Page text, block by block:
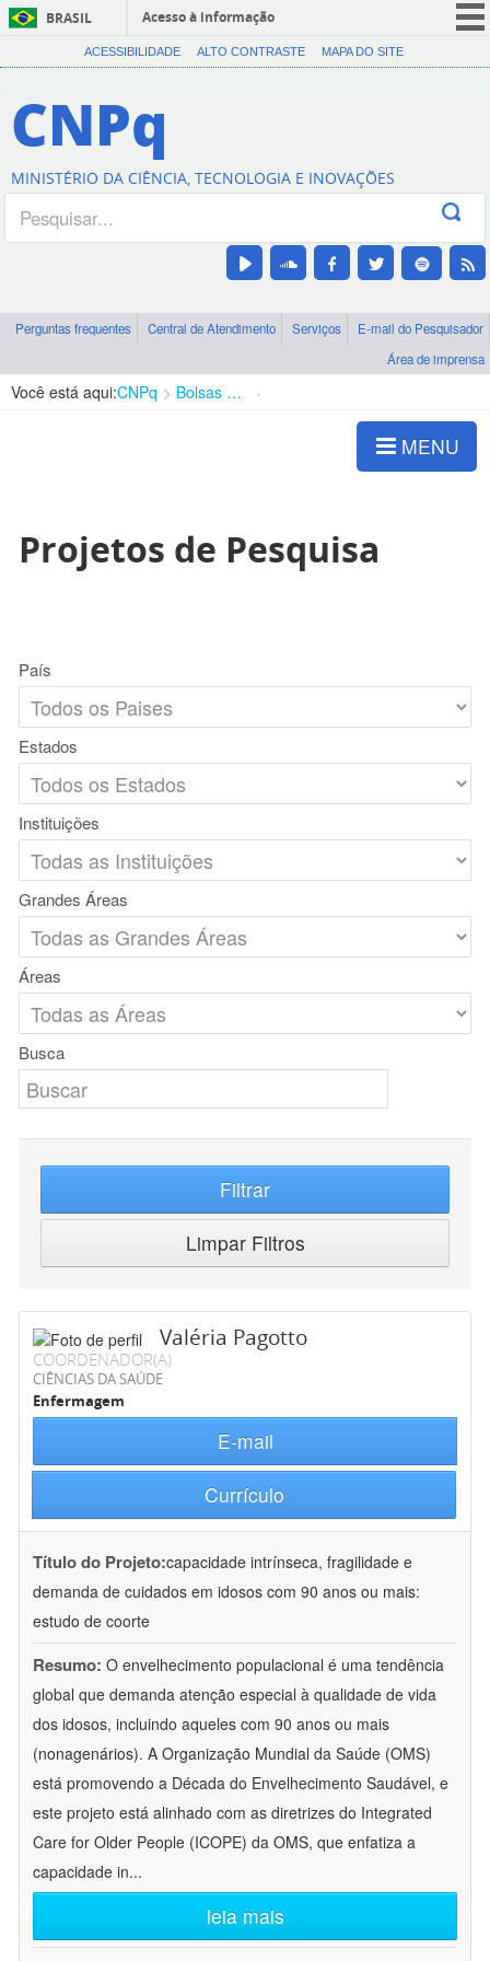
BRASIL
Acesso à informação
CORONAVÍRUS (COVID-19)
Canais
ACESSIBILIDADE ALTO CONTRASTE MAPA DO SITE
CNPq
MINISTÉRIO DA CIÊNCIA, TECNOLOGIA E INOVAÇÕES
Perguntas frequentes Central de Atendimento Serviços
E-mail do Pesquisador
Área de imprensa
Você está aqui:CNPq Bolsas e Auxílios Vigentes
MENU
Projetos de Pesquisa
País
Estados
Instituições
Grandes Áreas
Áreas
Busca
Filtrar
Limpar Filtros
Valéria Pagotto
COORDENADOR(A)
CIÊNCIAS DA SAÚDE
Enfermagem
E-mail
Currículo
Título do Projeto:capacidade intrínseca, fragilidade e
demanda de cuidados em idosos com 90 anos ou mais:
estudo de coorte
Resumo: O envelhecimento populacional é uma tendência
global que demanda atenção especial à qualidade de vida
dos idosos, incluindo aqueles com 90 anos ou mais
(nonagenários). A Organização Mundial da Saúde (OMS)
está promovendo a Década do Envelhecimento Saudável, e
este projeto está alinhado com as diretrizes do Integrated
Care for Older People (ICOPE) da OMS, que enfatiza a
capacidade in...
leia mais